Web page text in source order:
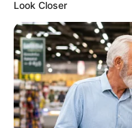
Look Closer